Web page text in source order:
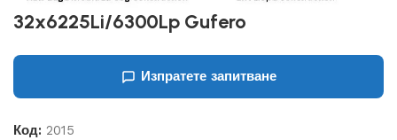
32x6225Li/6300Lp Gufero
Изпратете запитване
Код:2015